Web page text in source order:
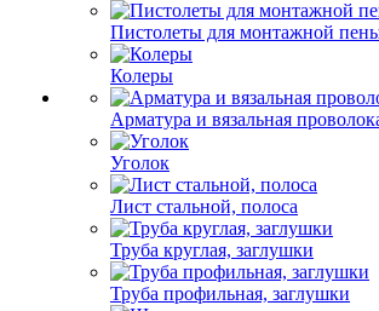
Пистолеты для монтажной
Колеры
Арматура и вязальная
Уголок
Лист стальной, полоса
Труба круглая, заглушки
Труба профильная, заглушки